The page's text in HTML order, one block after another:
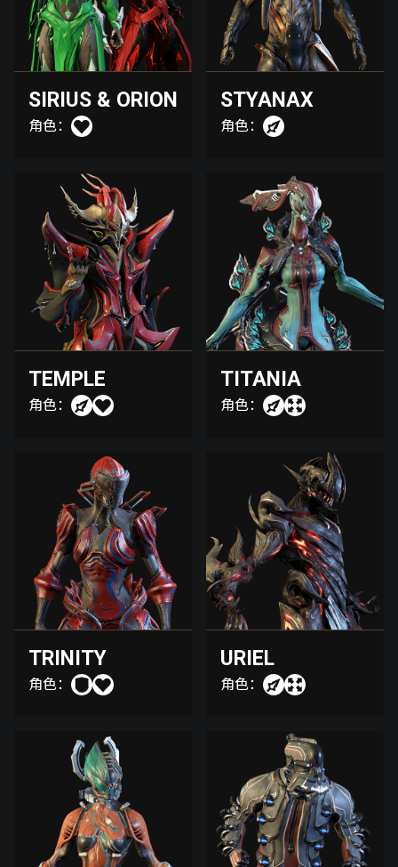
SIRIUS & ORION
角色：
STYANAX
角色：
TEMPLE
角色：
TITANIA
角色：
TRINITY
角色：
URIEL
角色：